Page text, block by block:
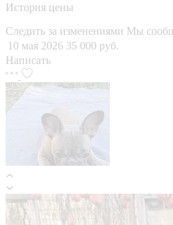
История цены
Следить за изменениями Мы
10 мая 2026 35 000 руб.
Написать